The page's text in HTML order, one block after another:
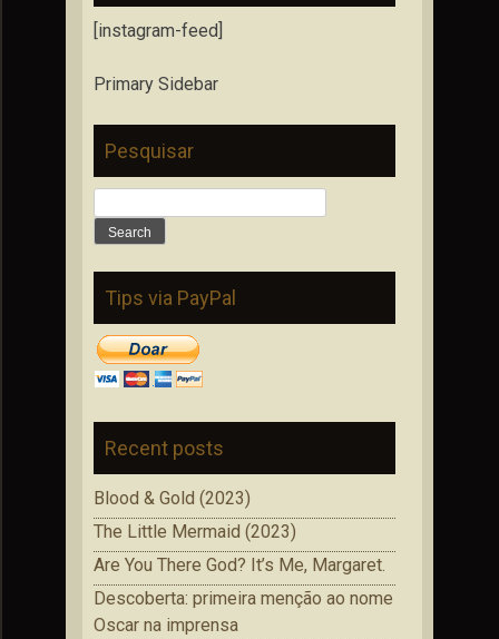
[instagram-feed]
Primary Sidebar
Pesquisar
for:
Tips via PayPal
Recent posts
Blood & Gold (2023)
The Little Mermaid (2023)
Are You There God? It’s Me, Margaret.
Descoberta: primeira menção ao nome
Oscar na imprensa